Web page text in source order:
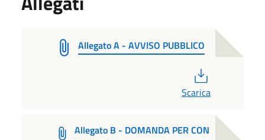
Allegato A - AVVISO PUBBLICO
Scarica
Allegato B - DOMANDA PER CON